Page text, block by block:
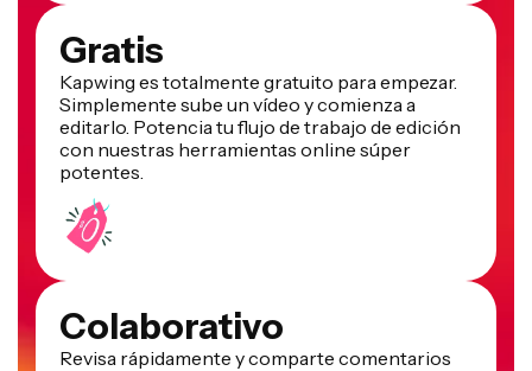
Gratis
Kapwing es totalmente gratuito para empezar.
Simplemente sube un vídeo y comienza a
editarlo. Potencia tu flujo de trabajo de edición
con nuestras herramientas online súper
potentes.
Colaborativo
Revisa rápidamente y comparte comentarios